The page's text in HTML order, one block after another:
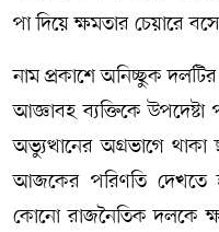
পা দিয়ে ক্ষমতার চেয়ারে
নাম প্রকাশে অনিচ্ছুক
আজ্ঞাবহ ব্যক্তিকে
অভ্যুত্থানের অগ্রভাগে
আজকের পরিণতি দেখতে
কোনো রাজনৈতিক দলকে